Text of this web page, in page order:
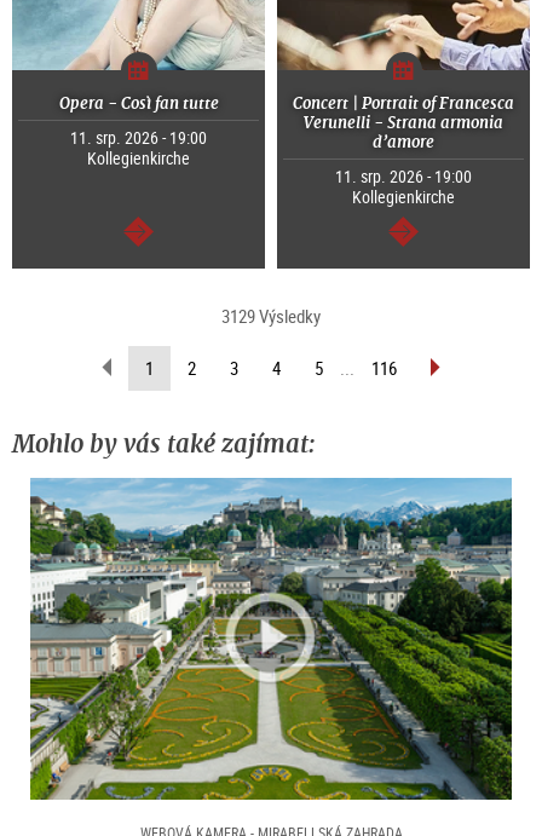
Opera - Così fan tutte
11. srp. 2026 - 19:00
Kollegienkirche
continue
Concert | Portrait of Francesca
Verunelli - Strana armonia
d’amore
11. srp. 2026 - 19:00
Kollegienkirche
continue
3129 Výsledky
scroll
back
1 (current
page)
2 3 4 5 ... 116 scroll
Mohlo by vás také zajímat:
WEBOVÁ KAMERA - MIRABELLSKÁ ZAHRADA